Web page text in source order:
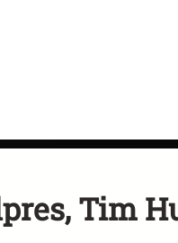
Tim